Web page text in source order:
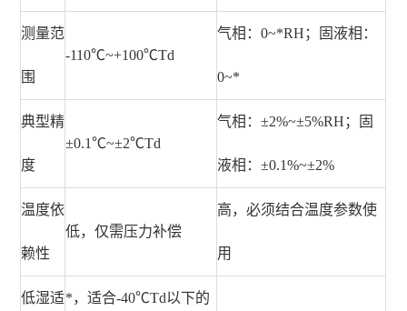
测量范
围
-110℃~+100℃Td
气相：0~*RH；固液相：
0~*
典型精
度
±0.1℃~±2℃Td
气相：±2%~±5%RH；固
液相：±0.1%~±2%
温度依
赖性
低，仅需压力补偿
高，必须结合温度参数使
用
低湿适*，适合-40℃Td以下的